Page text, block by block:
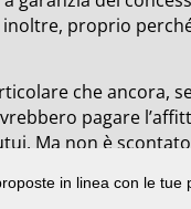
proprio
che ancora,
pagare
Ma non è
in linea con le tue